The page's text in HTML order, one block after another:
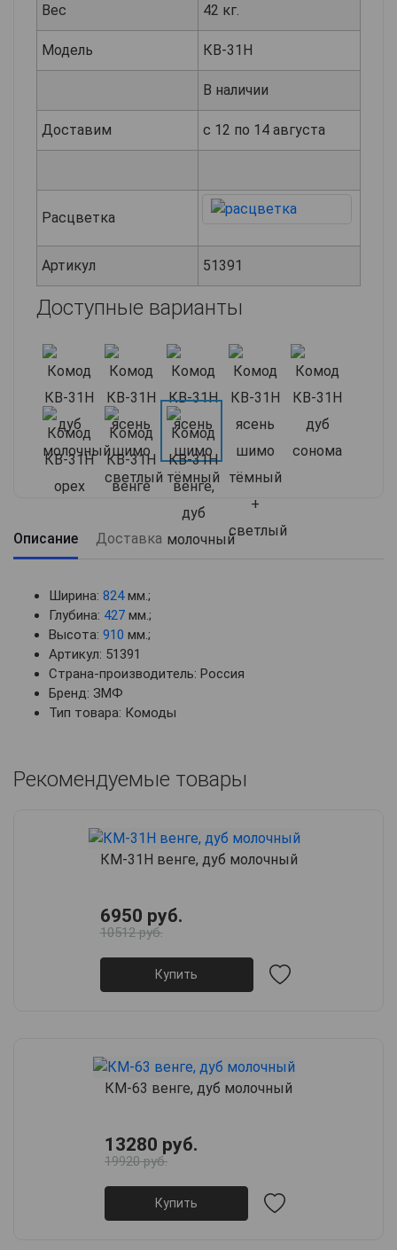
Вес 42 кг.
Модель КВ-31Н
В наличии
Доставим с 12 по 14 августа
Расцветка
Артикул 51391
Доступные варианты
Описание Доставка
Ширина: 824мм.;
Глубина: 427 мм.;
Высота: 910 мм.;
Артикул: 51391
Страна-производитель: Россия
Бренд: ЗМФ
Тип товара: Комоды
Рекомендуемые товары
КМ-31Н венге, дуб молочный
6950 руб.
10512 руб.
Купить
КМ-63 венге, дуб молочный
13280 руб.
19920 руб.
Купить